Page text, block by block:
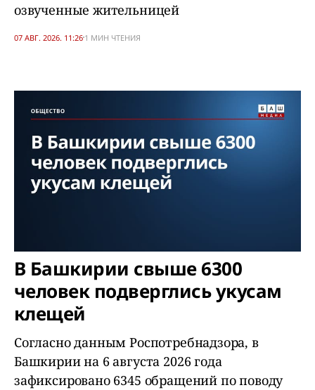
озвученные жительницей
07 АВГ. 2026. 11:26 1 МИН ЧТЕНИЯ
В Башкирии свыше 6300
человек подверглись укусам
клещей
Согласно данным Роспотребнадзора, в
Башкирии на 6 августа 2026 года
зафиксировано 6345 обращений по поводу